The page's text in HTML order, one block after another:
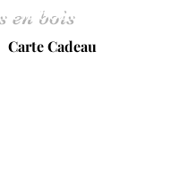
en bois
Carte Cadeau